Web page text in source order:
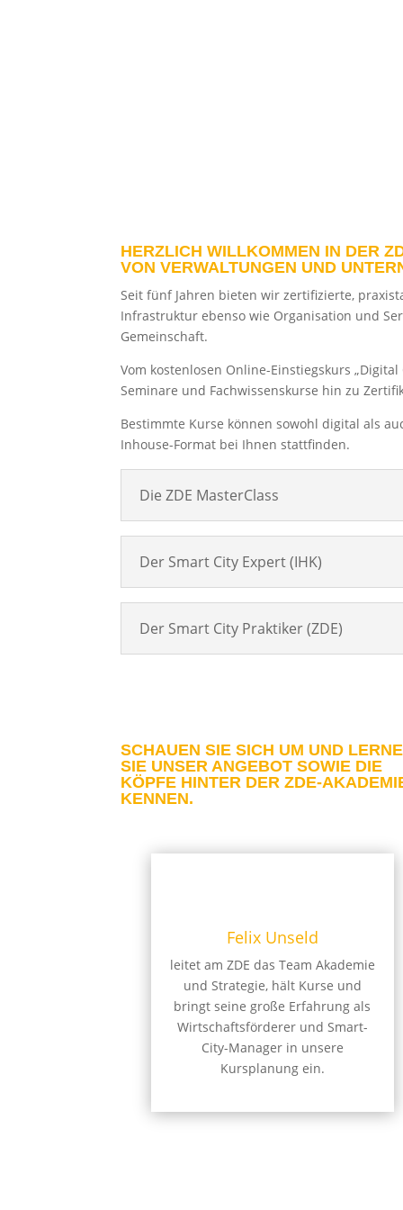
HERZLICH WILLKOMMEN IN DER
VON VERWALTUNGEN UND
Seit fünf Jahren bieten wir zertifizierte,
Infrastruktur ebenso wie Organisation und
Gemeinschaft.
Vom kostenlosen Online-Einstiegskurs
Seminare und Fachwissenskurse hin zu
Bestimmte Kurse können sowohl digital als
Inhouse-Format bei Ihnen stattfinden.
Die ZDE MasterClass
Der Smart City Expert (IHK)
Der Smart City Praktiker (ZDE)
SCHAUEN SIE SICH UM UND
SIE UNSER ANGEBOT SOWIE DIE
KÖPFE HINTER DER ZDE-
KENNEN.
Felix Unseld
leitet am ZDE das Team Akademie
und Strategie, hält Kurse und
bringt seine große Erfahrung als
Wirtschaftsförderer und Smart-
City-Manager in unsere
Kursplanung ein.